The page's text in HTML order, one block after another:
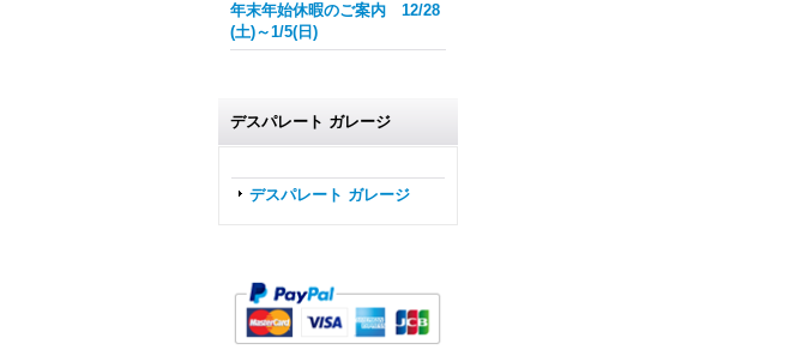
年末年始休暇のご案内 12/28
(土)～1/5(日)
デスパレート ガレージ
デスパレート ガレージ